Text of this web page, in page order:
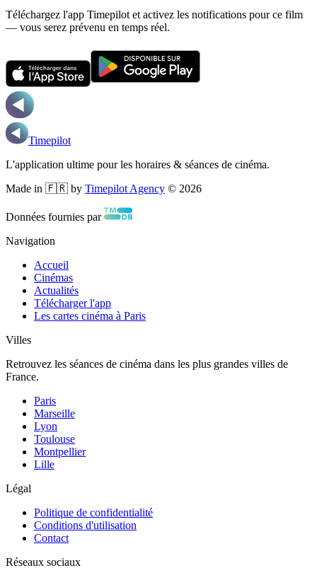
Téléchargez l'app Timepilot et activez les notifications pour ce film
— vous serez prévenu en temps réel.
Timepilot
L'application ultime pour les horaires & séances de cinéma.
Made in 🇫🇷 by Timepilot Agency © 2026
Données fournies par
Navigation
Accueil
Cinémas
Actualités
Télécharger l'app
Les cartes cinéma à Paris
Villes
Retrouvez les séances de cinéma dans les plus grandes villes de
France.
Paris
Marseille
Lyon
Toulouse
Montpellier
Lille
Légal
Politique de confidentialité
Conditions d'utilisation
Contact
Réseaux sociaux